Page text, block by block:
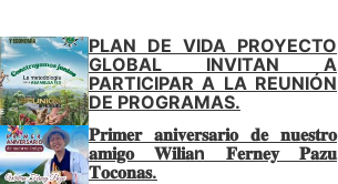
PLAN DE VIDA PROYECTO
GLOBAL INVITAN A
PARTICIPAR A LA REUNIÓN
DE PROGRAMAS.
𝐏𝐫𝐢𝐦𝐞𝐫 𝐚𝐧𝐢𝐯𝐞𝐫𝐬𝐚𝐫𝐢𝐨 𝐝𝐞 𝐧𝐮𝐞𝐬𝐭𝐫𝐨
𝐚𝐦𝐢𝐠𝐨 𝐖𝐢𝐥𝐢𝐚n 𝐅𝐞𝐫𝐧𝐞𝐲 𝐏𝐚𝐳𝐮
𝐓𝐨𝐜𝐨𝐧𝐚𝐬.